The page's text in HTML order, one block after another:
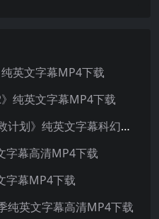
英文字幕MP4下载
纯英文字幕MP4下载
Project Hail Mary《挽救计划》纯英文字幕科幻电影MP4下载
字幕高清MP4下载
字幕MP4下载
纯英文字幕高清MP4下载